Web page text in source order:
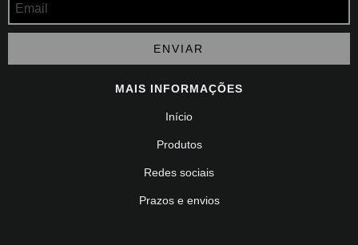
MAIS INFORMAÇÕES
Início
Produtos
Redes sociais
Prazos e envios